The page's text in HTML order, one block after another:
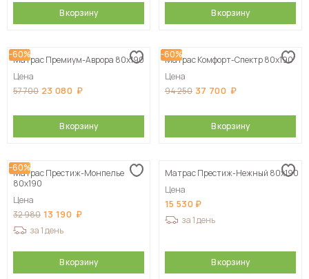
В корзину В корзину
-60%
Матрас Премиум-Аврора 80х190
Цена
57 700 23 080
В корзину
-60%
Матрас Комфорт-Спектр 80х190
Цена
94 250 37 700
В корзину
-60%
Матрас Престиж-Монпелье
80х190
Цена
32 980 13 190
за 1 день
В корзину
Матрас Престиж-Нежный 80х190
Цена
15 530
за 1 день
В корзину